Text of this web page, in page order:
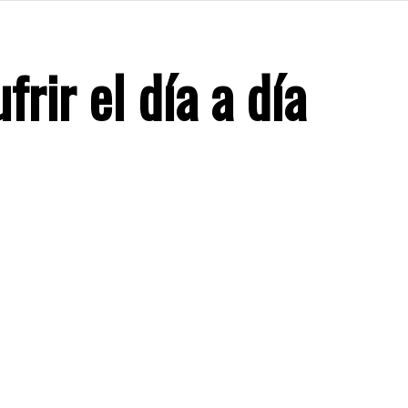
el día a día